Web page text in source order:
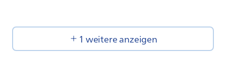
1 weitere anzeigen